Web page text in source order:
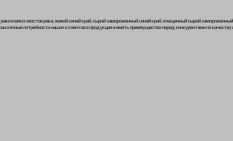
и мясо хвостов рака, живой синий краб, сырой замороженный синий краб, очищенный сырой
потребности наших клиентов в продукции и иметь преимущество перед конкурентами по качеству